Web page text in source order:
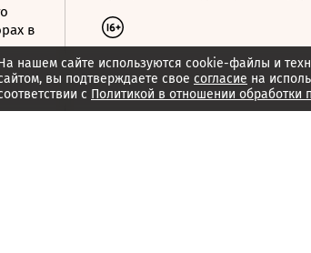
в
нашем сайте используются cookie-файлы и
вы подтверждаете свое согласие на
с Политикой в отношении обработки